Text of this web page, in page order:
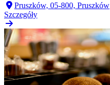
Pruszków, 05-800, Pruszków
Szczegóły